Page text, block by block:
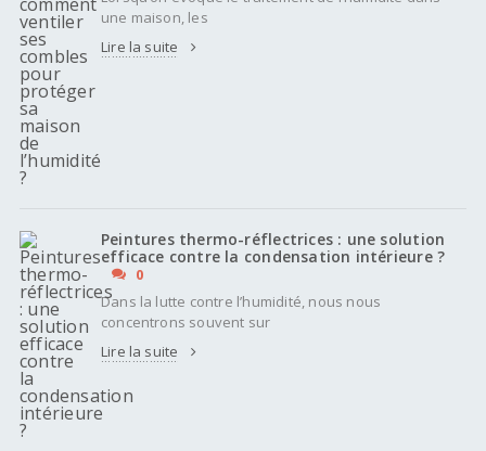
une maison, les
Lire la suite
Peintures thermo-réflectrices : une solution
efficace contre la condensation intérieure ?
0
Dans la lutte contre l’humidité, nous nous
concentrons souvent sur
Lire la suite